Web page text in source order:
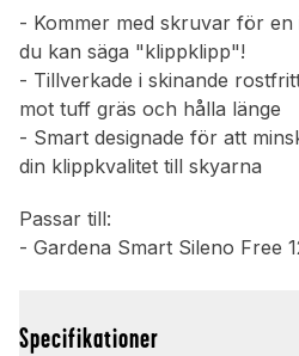
- Kommer med skruvar för en
du kan säga "klippklipp"!
- Tillverkade i skinande
mot tuff gräs och hålla länge
- Smart designade för att
din klippkvalitet till skyarna
Passar till:
- Gardena Smart Sileno Free
Specifikationer